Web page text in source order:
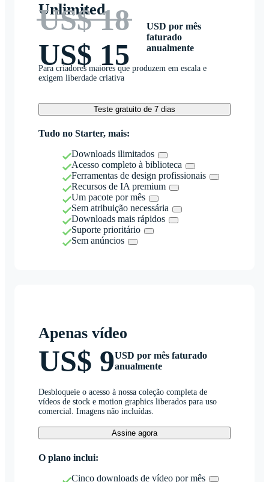
Unlimited
US$ 18
US$ 15
USD por mês
faturado
anualmente
Para criadores maiores que produzem em escala e
exigem liberdade criativa
Teste gratuito de 7 dias
Tudo no Starter, mais:
Downloads ilimitados
Acesso completo à biblioteca
Ferramentas de design profissionais
Recursos de IA premium
Um pacote por mês
Sem atribuição necessária
Downloads mais rápidos
Suporte prioritário
Sem anúncios
Apenas vídeo
US$ 9USD por mês faturado
anualmente
Desbloqueie o acesso à nossa coleção completa de
vídeos de stock e motion graphics liberados para uso
comercial. Imagens não incluídas.
Assine agora
O plano inclui:
Cinco downloads de vídeo por mês